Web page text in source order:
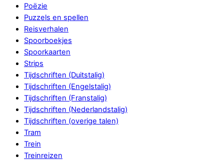
Poëzie
Puzzels en spellen
Reisverhalen
Spoorboekjes
Spoorkaarten
Strips
Tijdschriften (Duitstalig)
Tijdschriften (Engelstalig)
Tijdschriften (Franstalig)
Tijdschriften (Nederlandstalig)
Tijdschriften (overige talen)
Tram
Trein
Treinreizen